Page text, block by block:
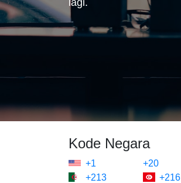
Kode Negara
+1 +20
+213
+216